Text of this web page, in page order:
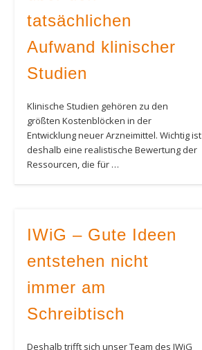
tatsächlichen
Aufwand klinischer
Studien
Klinische Studien gehören zu den
größten Kostenblöcken in der
Entwicklung neuer Arzneimittel. Wichtig ist
deshalb eine realistische Bewertung der
Ressourcen, die für …
IWiG – Gute Ideen
entstehen nicht
immer am
Schreibtisch
Deshalb trifft sich unser Team des IWiG